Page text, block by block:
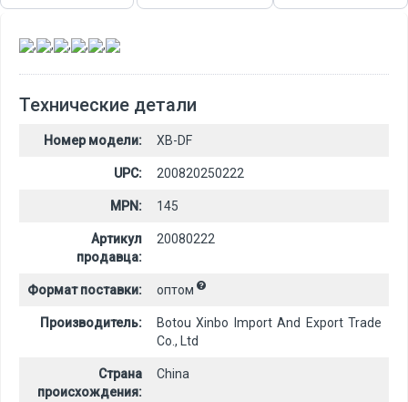
, , , , ,
Технические детали
Номер модели: XB-DF
UPC: 200820250222
MPN: 145
Артикул
продавца:
20080222
Формат поставки: оптом
Производитель:
Botou Xinbo Import And Export Trade
Co., Ltd
Страна
происхождения:
China